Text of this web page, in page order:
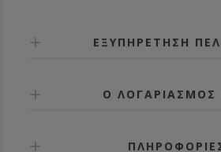
ΕΞΥΠΗΡΕΤΗΣΗ
Ο ΛΟΓΑΡΙΑΣΜΟΣ